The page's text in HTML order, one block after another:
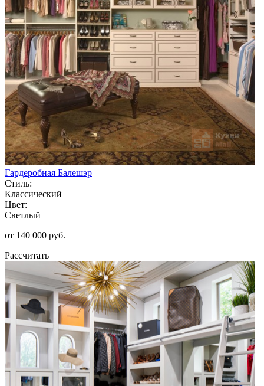
Гардеробная Балешэр
Стиль:
Классический
Цвет:
Светлый
от 140 000 руб.
Рассчитать